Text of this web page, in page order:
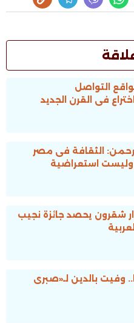
التواصل
فى القرن الجديد
الثقافة فى مصر
استعراضية
شقرون يحصد جائزة نجيب
وفيت بالدين لـ«صبرى